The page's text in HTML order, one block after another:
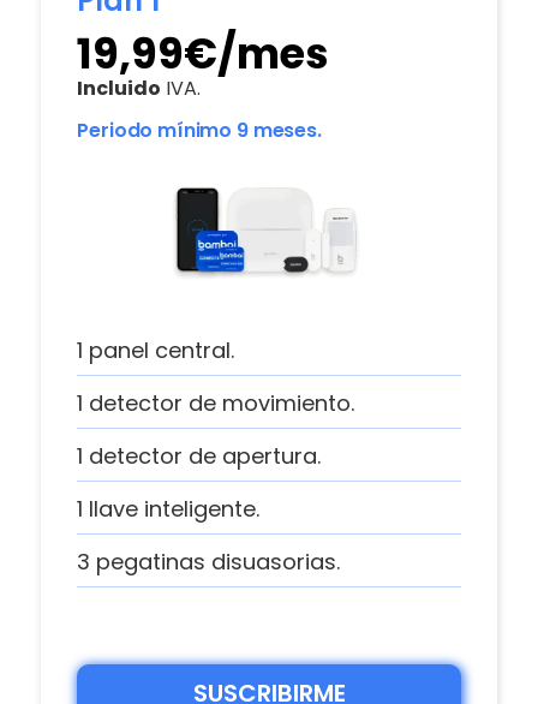
19,99€/mes
Incluido IVA.
Periodo mínimo 9 meses.
1 panel central.
1 detector de movimiento.
1 detector de apertura.
1 llave inteligente.
3 pegatinas disuasorias.
SUSCRIBIRME